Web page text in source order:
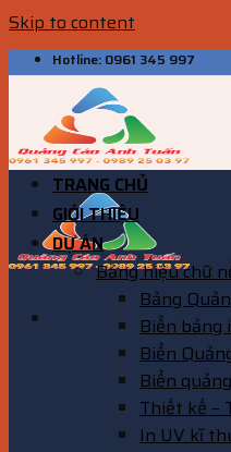
Skip to content
Hotline: 0961 345 997
TRANG CHỦ
GIỚI THIỆU
DỰ ÁN
Bảng hiệu chữ
Bảng
Biển bảng
Biển
Biển
Thiết kế –
In UV kĩ